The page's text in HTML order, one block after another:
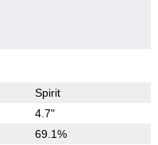
Spirit
4.7"
69.1%